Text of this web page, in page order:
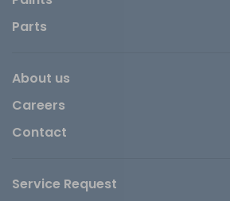
Parts
About us
Careers
Contact
Service Request